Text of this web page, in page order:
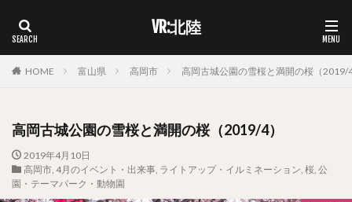
VR:北陸
HOME 富山県 高岡市 高岡古城公園の雪桜と満開の桜（2019/
高岡古城公園の雪桜と満開の桜（2019/4）
2019年4月10日
高岡市, 4月のイベント・出来事, ライトアップ・イルミネーション, 桜, 公
園・テーマパーク・動物園